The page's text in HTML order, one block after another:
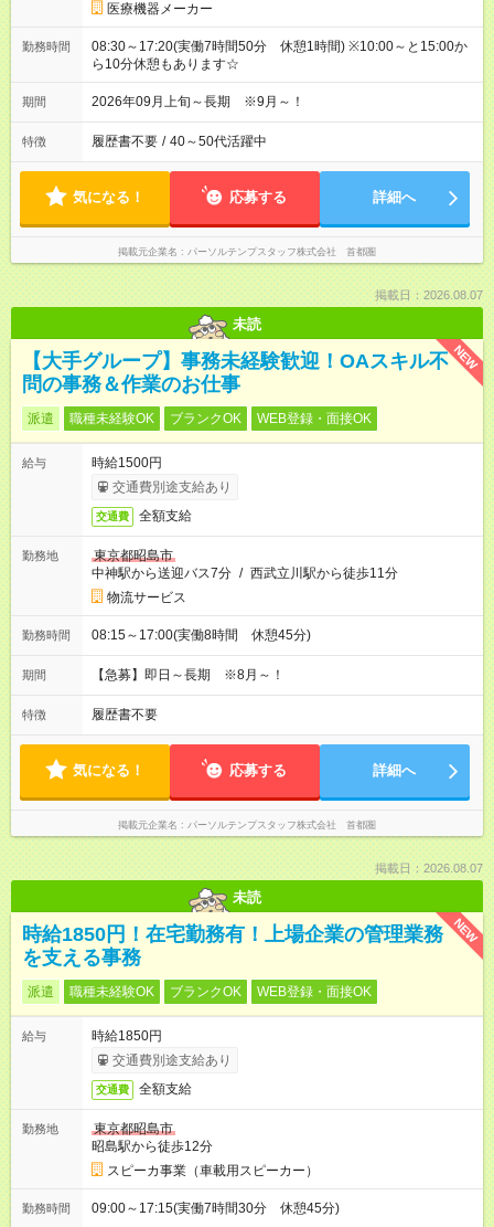
医療機器メーカー
勤務時間
08:30～17:20(実働7時間50分 休憩1時間) ※10:00～と15:00か
ら10分休憩もあります☆
期間 2026年09月上旬～長期 ※9月～！
特徴 履歴書不要 / 40～50代活躍中
気になる！ 応募する 詳細へ
掲載元企業名 パーソルテンプスタッフ株式会社 首都圏
掲載日：2026.08.07
未読
NEW
【大手グループ】事務未経験歓迎！OAスキル不
問の事務＆作業のお仕事
派遣 職種未経験OK ブランクOK WEB登録・面接OK
給与
時給1500円
交通費別途支給あり
交通費 全額支給
勤務地
東京都昭島市
中神駅から送迎バス7分 / 西武立川駅から徒歩11分
物流サービス
勤務時間 08:15～17:00(実働8時間 休憩45分)
期間 【急募】即日～長期 ※8月～！
特徴 履歴書不要
気になる！ 応募する 詳細へ
掲載元企業名 パーソルテンプスタッフ株式会社 首都圏
掲載日：2026.08.07
未読
NEW
時給1850円！在宅勤務有！上場企業の管理業務
を支える事務
派遣 職種未経験OK ブランクOK WEB登録・面接OK
給与
時給1850円
交通費別途支給あり
交通費 全額支給
勤務地
東京都昭島市
昭島駅から徒歩12分
スピーカ事業（車載用スピーカー）
勤務時間 09:00～17:15(実働7時間30分 休憩45分)